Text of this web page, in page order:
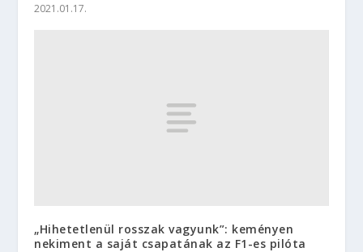
2021.01.17.
„Hihetetlenül rosszak vagyunk”: keményen
nekiment a saját csapatának az F1-es pilóta